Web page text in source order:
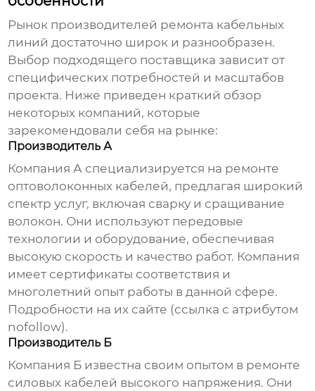
Рынок производителей ремонта кабельных
линий достаточно широк и разнообразен.
Выбор подходящего поставщика зависит от
специфических потребностей и масштабов
проекта. Ниже приведен краткий обзор
некоторых компаний, которые
зарекомендовали себя на рынке:
Производитель А
Компания А специализируется на ремонте
оптоволоконных кабелей, предлагая широкий
спектр услуг, включая сварку и сращивание
волокон. Они используют передовые
технологии и оборудование, обеспечивая
высокую скорость и качество работ. Компания
имеет сертификаты соответствия и
многолетний опыт работы в данной сфере.
Подробности на их сайте (ссылка с атрибутом
nofollow).
Производитель Б
Компания Б известна своим опытом в ремонте
силовых кабелей высокого напряжения. Они